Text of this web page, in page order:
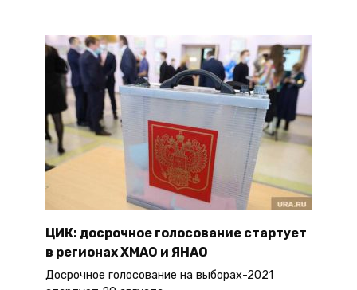
ЦИК: досрочное голосование стартует
в регионах ХМАО и ЯНАО
Досрочное голосование на выборах-2021